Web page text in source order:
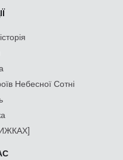
Небесної Сотні